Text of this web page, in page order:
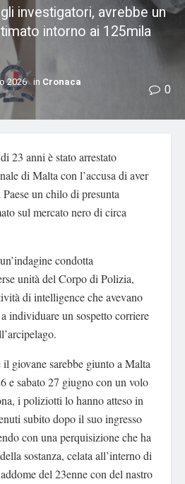
investigatori, avrebbe un
intorno ai 125mila
2026 in Cronaca
0
23 anni è stato arrestato
di Malta con l’accusa di aver
un chilo di presunta
sul mercato nero di circa
condotta
unità del Corpo di Polizia,
di intelligence che avevano
individuare un sospetto corriere
giovane sarebbe giunto a Malta
e sabato 27 giugno con un volo
i poliziotti lo hanno atteso in
subito dopo il suo ingresso
con una perquisizione che ha
sostanza, celata all’interno di
del 23enne con del nastro